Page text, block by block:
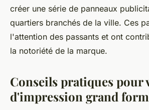
créer une série de panneaux
quartiers branchés de la ville. Ces
l'attention des passants et ont
la notoriété de la marque.
Conseils pratiques pour
d'impression grand